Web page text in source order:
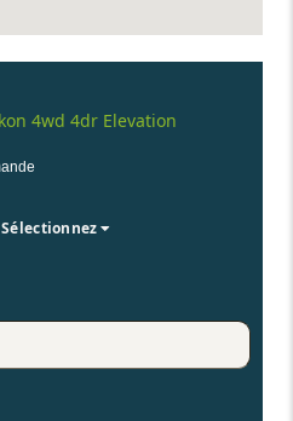
4wd 4dr Elevation
Sélectionnez